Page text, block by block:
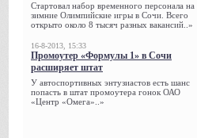
Стартовал набор временного персонала на
зимние Олимпийские игры в Сочи. Всего
открыто около 8 тысяч разных вакансий..»
16-8-2013, 15:33
Промоутер «Формулы 1» в Сочи
расширяет штат
У автоспортивных энтузиастов есть шанс
попасть в штат промоутера гонок ОАО
«Центр «Омега»..»